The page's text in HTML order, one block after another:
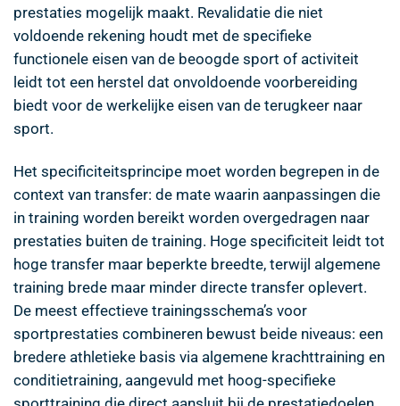
prestaties mogelijk maakt. Revalidatie die niet
voldoende rekening houdt met de specifieke
functionele eisen van de beoogde sport of activiteit
leidt tot een herstel dat onvoldoende voorbereiding
biedt voor de werkelijke eisen van de terugkeer naar
sport.
Het specificiteitsprincipe moet worden begrepen in de
context van transfer: de mate waarin aanpassingen die
in training worden bereikt worden overgedragen naar
prestaties buiten de training. Hoge specificiteit leidt tot
hoge transfer maar beperkte breedte, terwijl algemene
training brede maar minder directe transfer oplevert.
De meest effectieve trainingsschema’s voor
sportprestaties combineren bewust beide niveaus: een
bredere athletieke basis via algemene krachttraining en
conditietraining, aangevuld met hoog-specifieke